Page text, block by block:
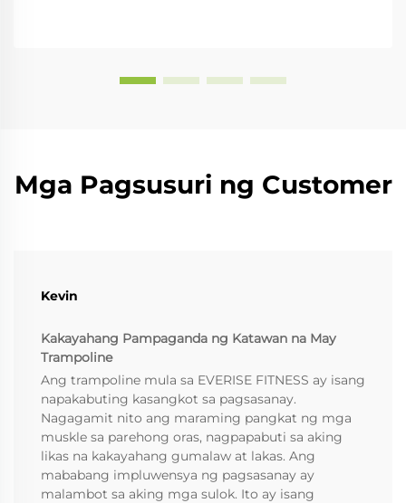
Mga Pagsusuri ng Customer
Kevin
Kakayahang Pampaganda ng Katawan na May
Trampoline
Ang trampoline mula sa EVERISE FITNESS ay isang
napakabuting kasangkot sa pagsasanay.
Nagagamit nito ang maraming pangkat ng mga
muskle sa parehong oras, nagpapabuti sa aking
likas na kakayahang gumalaw at lakas. Ang
mababang impluwensya ng pagsasanay ay
malambot sa aking mga sulok. Ito ay isang